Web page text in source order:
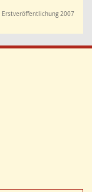
Erstveröffentlichung 2007